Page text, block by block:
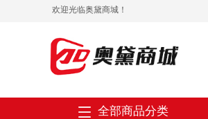
欢迎光临奥黛商城！
全部商品分类